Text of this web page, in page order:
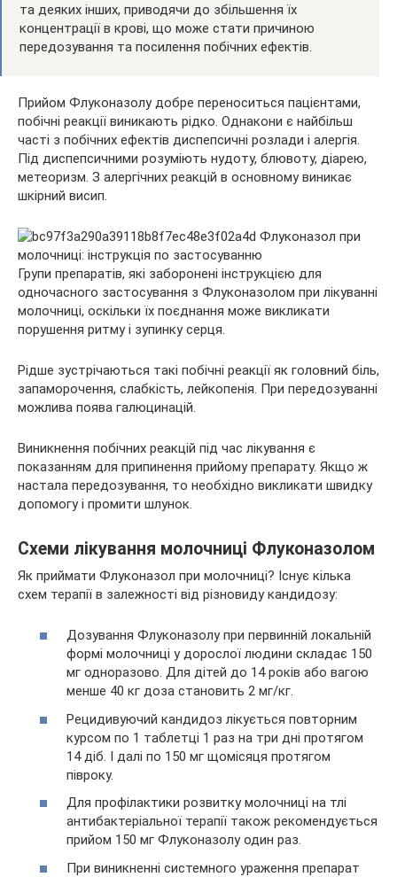
та деяких інших, приводячи до збільшення їх
концентрації в крові, що може стати причиною
передозування та посилення побічних ефектів.
Прийом Флуконазолу добре переноситься пацієнтами,
побічні реакції виникають рідко. Однакони є найбільш
часті з побічних ефектів диспепсичні розлади і алергія.
Під диспепсичними розуміють нудоту, блювоту, діарею,
метеоризм. З алергічних реакцій в основному виникає
шкірний висип.
Групи препаратів, які заборонені інструкцією для
одночасного застосування з Флуконазолом при лікуванні
молочниці, оскільки їх поєднання може викликати
порушення ритму і зупинку серця.
Рідше зустрічаються такі побічні реакції як головний біль,
запаморочення, слабкість, лейкопенія. При передозуванні
можлива поява галюцинацій.
Виникнення побічних реакцій під час лікування є
показанням для припинення прийому препарату. Якщо ж
настала передозування, то необхідно викликати швидку
допомогу і промити шлунок.
Схеми лікування молочниці Флуконазолом
Як приймати Флуконазол при молочниці? Існує кілька
схем терапії в залежності від різновиду кандидозу:
Дозування Флуконазолу при первинній локальній
формі молочниці у дорослої людини складає 150
мг одноразово. Для дітей до 14 років або вагою
менше 40 кг доза становить 2 мг/кг.
Рецидивуючий кандидоз лікується повторним
курсом по 1 таблетці 1 раз на три дні протягом
14 діб. І далі по 150 мг щомісяця протягом
півроку.
Для профілактики розвитку молочниці на тлі
антибактеріальної терапії також рекомендується
прийом 150 мг Флуконазолу один раз.
При виникненні системного ураження препарат